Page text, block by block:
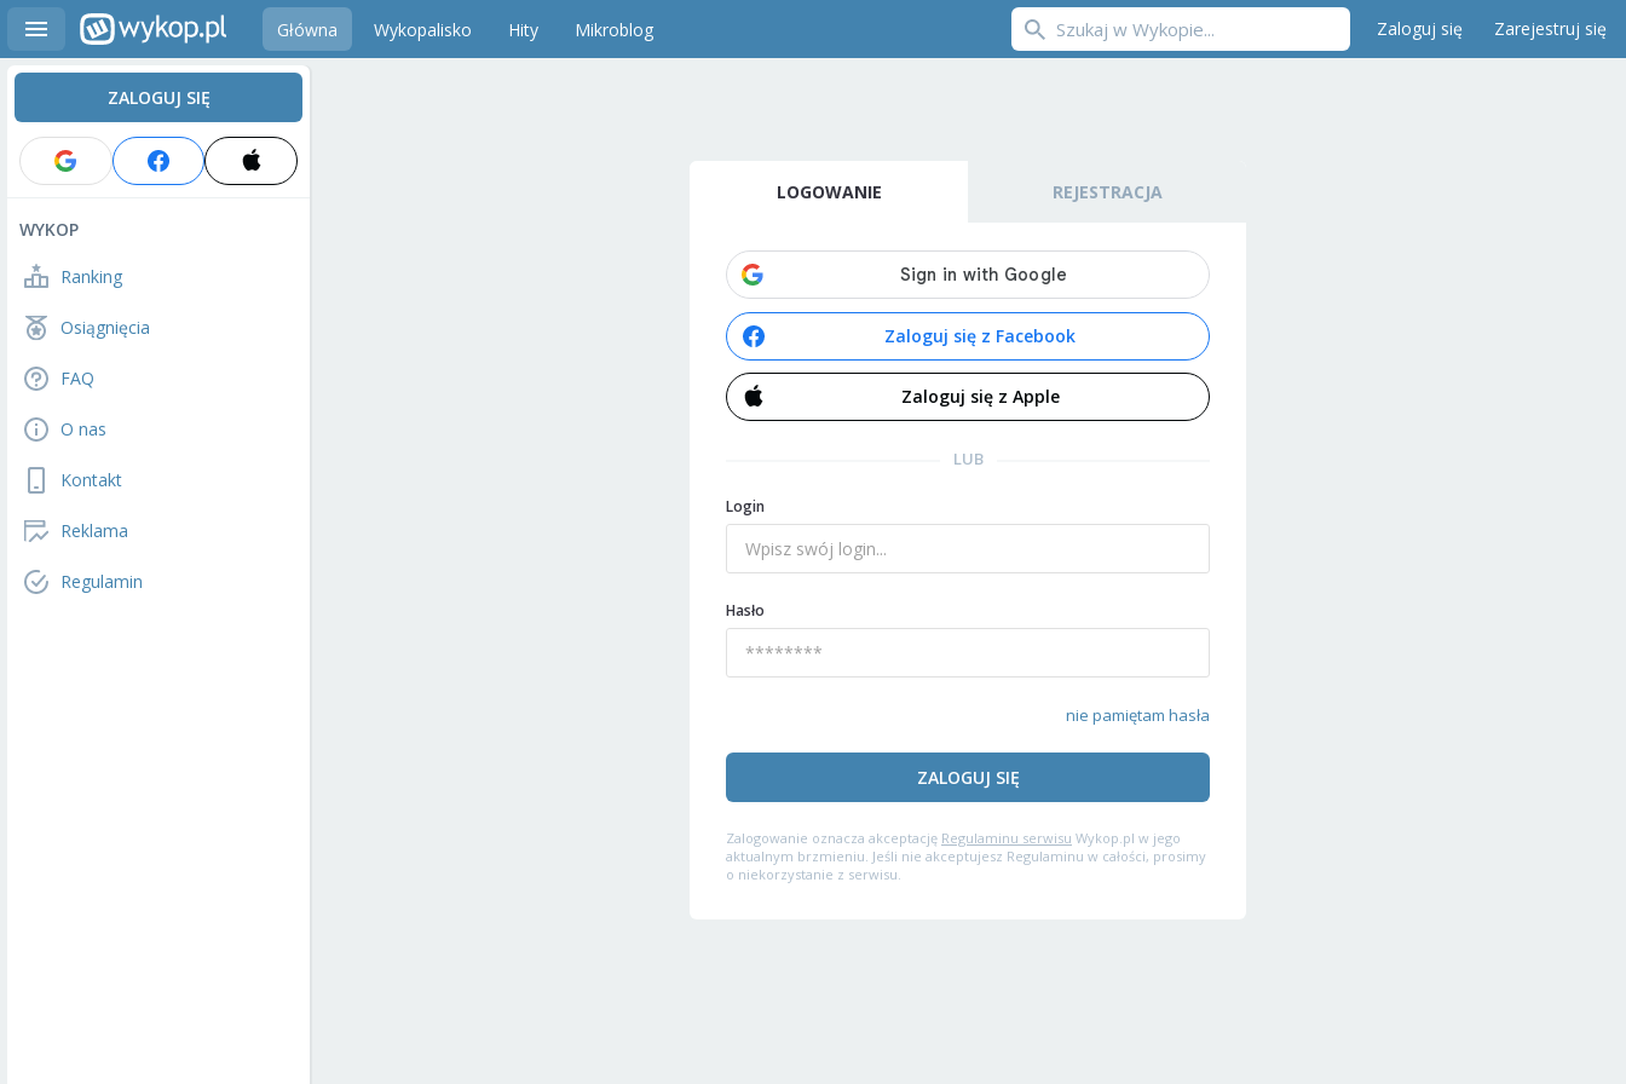
Główna Wykopalisko Hity Mikroblog Zaloguj się Zarejestruj się
ZALOGUJ SIĘ
WYKOP
Ranking
Osiągnięcia
FAQ
O nas
Kontakt
Reklama
Regulamin
LOGOWANIE REJESTRACJA
Zaloguj się z Facebook
Zaloguj się z Apple
LUB
Login
Hasło
nie pamiętam hasła
ZALOGUJ SIĘ
Zalogowanie oznacza akceptację Regulaminu serwisu Wykop.pl w jego
aktualnym brzmieniu. Jeśli nie akceptujesz Regulaminu w całości, prosimy
o niekorzystanie z serwisu.